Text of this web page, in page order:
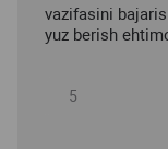
vazifasini
yuz berish